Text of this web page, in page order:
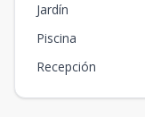
Jardín
Piscina
Recepción